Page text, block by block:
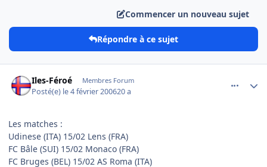
Commencer un nouveau sujet
Répondre à ce sujet
Iles-Féroé Membres Forum
Posté(e) le 4 février 200620 a
Les matches :
Udinese (ITA) 15/02 Lens (FRA)
FC Bâle (SUI) 15/02 Monaco (FRA)
FC Bruges (BEL) 15/02 AS Roma (ITA)